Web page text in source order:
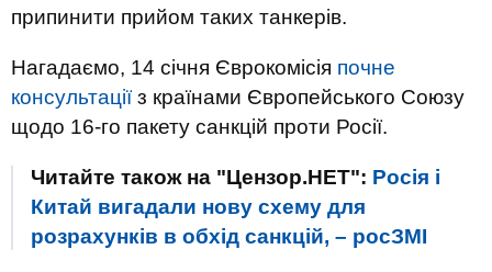
припинити прийом таких танкерів.
Нагадаємо, 14 січня Єврокомісія почне
консультаціїз країнами Європейського Союзу
щодо 16-го пакету санкцій проти Росії.
Читайте також на "Цензор.НЕТ": Росія і
Китай вигадали нову схему для
розрахунків в обхід санкцій, – росЗМІ